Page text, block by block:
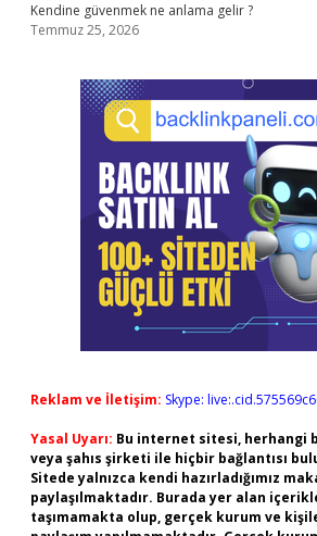
Kendine güvenmek ne anlama gelir ?
Temmuz 25, 2026
Reklam ve İletişim: Skype:
Yasal Uyarı: Bu internet sitesi, herhangi
veya şahıs şirketi ile hiçbir bağlantısı
Sitede yalnızca kendi hazırladığımız
paylaşılmaktadır. Burada yer alan
taşımamakta olup, gerçek kurum ve